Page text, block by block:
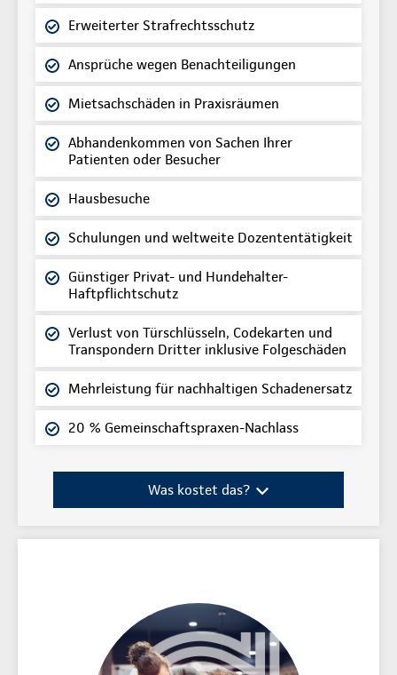
Erweiterter Strafrechtsschutz
Ansprüche wegen Benachteiligungen
Mietsachschäden in Praxisräumen
Abhandenkommen von Sachen Ihrer
Patienten oder Besucher
Hausbesuche
Schulungen und weltweite Dozententätigkeit
Günstiger Privat- und Hundehalter-
Haftpflichtschutz
Verlust von Türschlüsseln, Codekarten und
Transpondern Dritter inklusive Folgeschäden
Mehrleistung für nachhaltigen Schadenersatz
20 % Gemeinschaftspraxen-Nachlass
Was kostet das?